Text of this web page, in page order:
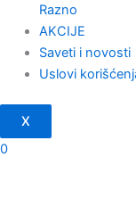
Razno
AKCIJE
Saveti i novosti
Uslovi
X
0